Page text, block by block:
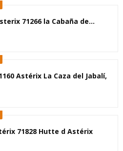
71266 la Cabaña de...
Astérix La Caza del Jabalí,
71828 Hutte d Astérix